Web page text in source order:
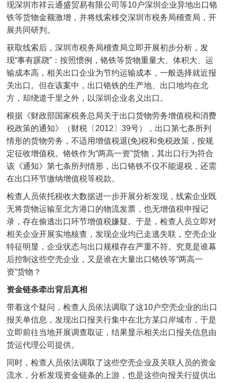
现深圳市祥云通盛贸易有限公司等10户深圳企业异地出口铬
铁等货物金额激增，并将线索移交深圳市税务局稽查局，开
展共同研判。
获取线索后，深圳市税务局稽查局立即开展初步分析，发
现“事有蹊跷”：按照惯例，铬铁等货物重量大、体积大、运
输成本高，相关出口企业为节约运输成本，一般选择就近报
关出口。但在该案中，出口铬铁的生产地、出口地均在北
方，却绕道千里之外，以深圳企业名义出口。
根据《财政部国家税务总局关于出口货物劳务增值税和消费
税政策的通知》（财税〔2012〕39号），出口第七条所列
情形的货物劳务，不适用增值税退(免)税和免税政策，按规
定征收增值税。铬铁作为“两高一资”货物，其出口行为符合
该《通知》第七条所列情形，出口铬铁不仅不能退税，还需
在出口环节缴纳增值税等税款。
检查人员依托税收大数据进一步开展分析发现，线索企业既
无将货物运输至北方港口的物流发票，也无增值税申报记
录，存在偷逃出口环节增值税嫌疑。于是，检查人员立即对
相关企业开展实地核查，发现企业均已走逃失联，空壳企业
特征明显，企业状态与出口规模存在严重不符。究竟是谁幕
后控制这些空壳企业，又是谁在大量出口铬铁等“两高一
资”货物？
资金链条牵出背后真相
带着这个疑问，检查人员依法调取了这10户空壳企业的出口
报关单信息，发现出口报关行集中在北方某口岸城市，于是
立即前往当地开展调查取证，结果显示相关出口报关信息由
货运代理公司提供。
同时，检查人员依法调取了这些空壳企业及关联人员的资金
流水，分析发现资金链条的上游，也是这些向报关行提供出